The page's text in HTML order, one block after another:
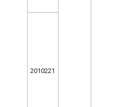
2010221